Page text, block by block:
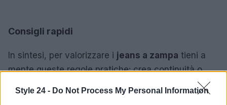
Style 24 - Do Not Process My Personal Information
Consigli rapidi
In sintesi, per valorizzare i jeans a zampa tieni a
mente queste regole pratiche: crea continuità o
contrasto mirato tra orlo e scarpa, gioca con la
linea della punta per allungare visivamente, scegli